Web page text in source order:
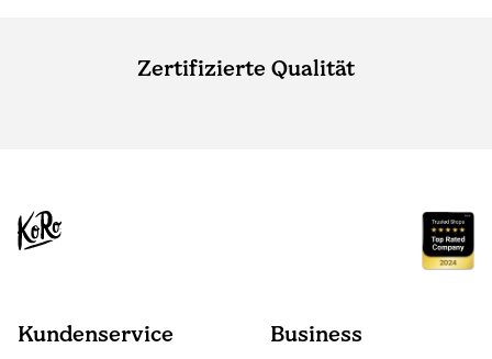
Zertifizierte Qualität
Kundenservice Business